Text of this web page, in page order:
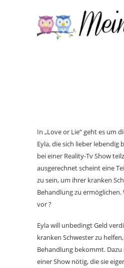
In „Love or Lie“ geht es um
Eyla, die sich lieber lebendig
bei einer Reality-Tv Show
ausgerechnet scheint eine
zu sein, um ihrer kranken
Behandlung zu ermöglichen.
vor ?
Eyla will unbedingt Geld
kranken Schwester zu
Behandlung bekommt. Dazu
einer Show nötig, die sie